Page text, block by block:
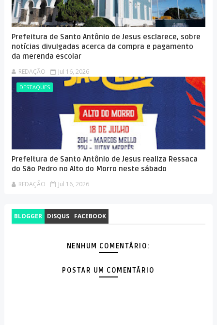
Prefeitura de Santo Antônio de Jesus esclarece, sobre
notícias divulgadas acerca da compra e pagamento
da merenda escolar
REDAÇÃO Jul 16, 2026
DESTAQUES
Prefeitura de Santo Antônio de Jesus realiza Ressaca
do São Pedro no Alto do Morro neste sábado
REDAÇÃO Jul 16, 2026
BLOGGER DISQUS FACEBOOK
NENHUM COMENTÁRIO:
POSTAR UM COMENTÁRIO